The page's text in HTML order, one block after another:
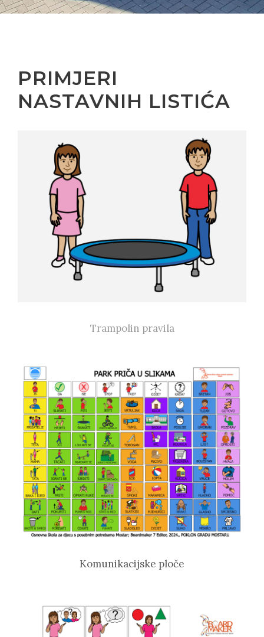
PRIMJERI
NASTAVNIH LISTIĆA
Trampolin pravila
Komunikacijske ploče